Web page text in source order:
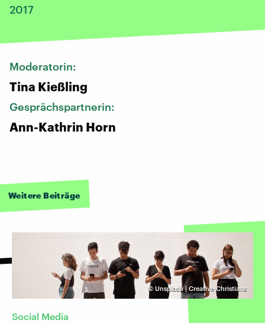
2017
Moderatorin:
Tina Kießling
Gesprächspartnerin:
Ann-Kathrin Horn
Weitere Beiträge
© Unsplash | Creative Christians
Social Media